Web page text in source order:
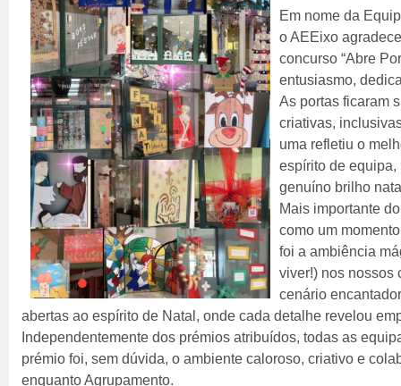
Em nome da
o AEEixo
concurso “Abre
entusiasmo,
As portas ficaram
criativas,
uma refletiu o
espírito de
genuíno brilho
Mais importante
como um
foi a ambiência
viver!) nos nossos
cenário
abertas ao espírito de Natal, onde cada detalhe revelou
Independentemente dos prémios atribuídos, todas as
prémio foi, sem dúvida, o ambiente caloroso, criativo e
enquanto Agrupamento.